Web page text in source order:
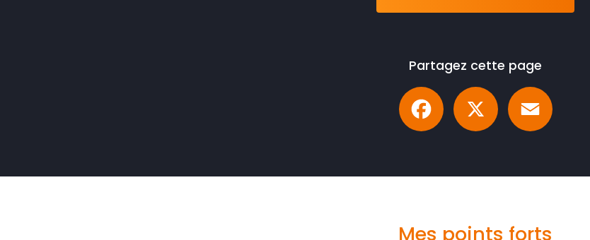
Partagez cette page
Facebook
Mes points forts